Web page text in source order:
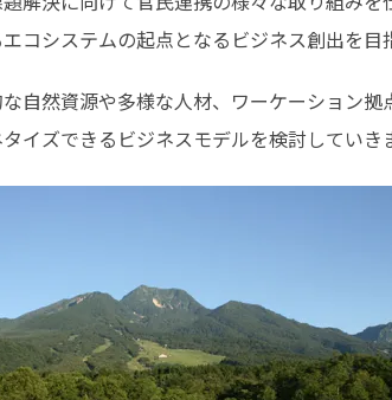
コシステムの起点となるビジネス創出を目
自然資源や多様な人材、ワーケーション
イズできるビジネスモデルを検討していき